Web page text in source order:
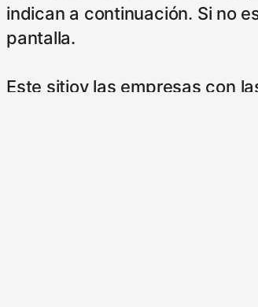
indican a continuación. Si no
pantalla.
Este sitioy las empresas con